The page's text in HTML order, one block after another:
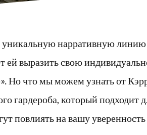
нарративную
выразить свою
Но что мы можем узнать от
гардероба, который
повлиять на вашу